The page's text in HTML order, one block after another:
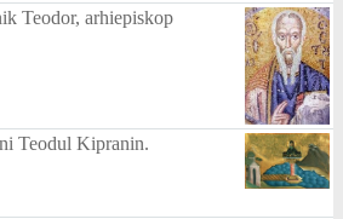
Teodor, arhiepiskop
Teodul Kipranin.